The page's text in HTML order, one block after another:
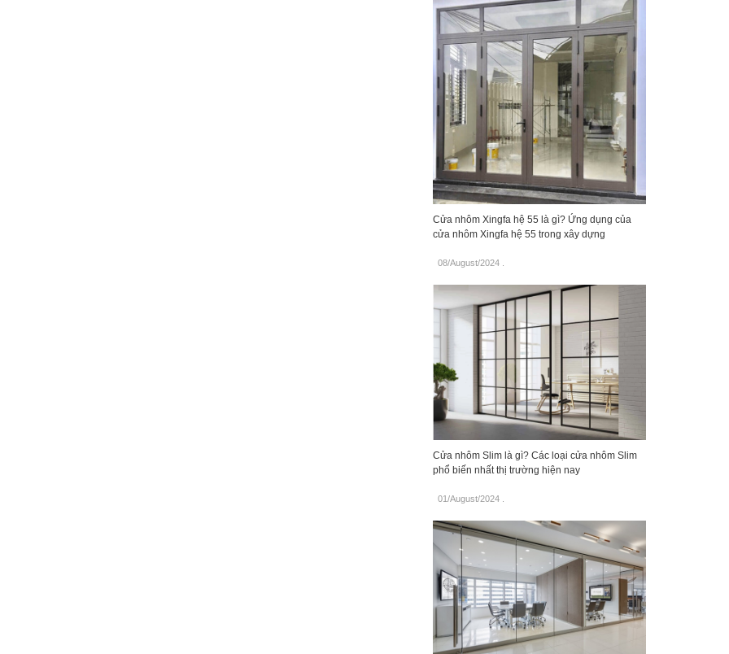
Cửa nhôm Xingfa hệ 55 là gì? Ứng dụng của
cửa nhôm Xingfa hệ 55 trong xây dựng
08/August/2024.
Cửa nhôm Slim là gì? Các loại cửa nhôm Slim
phổ biến nhất thị trường hiện nay
01/August/2024.